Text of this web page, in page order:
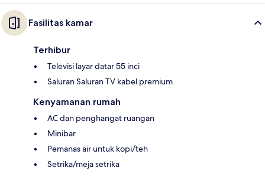
Fasilitas kamar
Terhibur
Televisi layar datar 55 inci
Saluran Saluran TV kabel premium
Kenyamanan rumah
AC dan penghangat ruangan
Minibar
Pemanas air untuk kopi/teh
Setrika/meja setrika